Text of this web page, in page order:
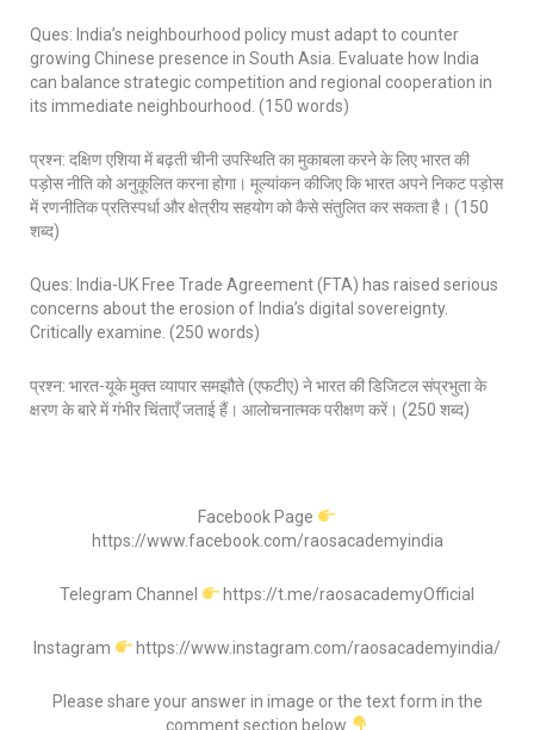
Ques: India’s neighbourhood policy must adapt to counter
growing Chinese presence in South Asia. Evaluate how India
can balance strategic competition and regional cooperation in
its immediate neighbourhood. (150 words)
प्रश्न: दक्षिण एशिया में बढ़ती चीनी उपस्थिति का मुकाबला करने के लिए भारत की
पड़ोस नीति को अनुकूलित करना होगा। मूल्यांकन कीजिए कि भारत अपने निकट पड़ोस
में रणनीतिक प्रतिस्पर्धा और क्षेत्रीय सहयोग को कैसे संतुलित कर सकता है। (150
शब्द)
Ques: India-UK Free Trade Agreement (FTA) has raised serious
concerns about the erosion of India’s digital sovereignty.
Critically examine. (250 words)
प्रश्न: भारत-यूके मुक्त व्यापार समझौते (एफटीए) ने भारत की डिजिटल संप्रभुता के
क्षरण के बारे में गंभीर चिंताएँ जताई हैं। आलोचनात्मक परीक्षण करें। (250 शब्द)
Facebook Page
https://www.facebook.com/raosacademyindia
Telegram Channel https://t.me/raosacademyOfficial
Instagram https://www.instagram.com/raosacademyindia/
Please share your answer in image or the text form in the
comment section below